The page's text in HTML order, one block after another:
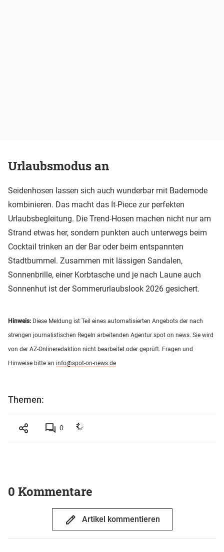
Urlaubsmodus an
Seidenhosen lassen sich auch wunderbar mit Bademode
kombinieren. Das macht das It-Piece zur perfekten
Urlaubsbegleitung. Die Trend-Hosen machen nicht nur am
Strand etwas her, sondern punkten auch unterwegs beim
Cocktail trinken an der Bar oder beim entspannten
Stadtbummel. Zusammen mit lässigen Sandalen,
Sonnenbrille, einer Korbtasche und je nach Laune auch
Sonnenhut ist der Sommerurlaubslook 2026 gesichert.
Hinweis: Diese Meldung ist Teil eines automatisierten Angebots der nach
strengen journalistischen Regeln arbeitenden Agentur spot on news. Sie wird
von der AZ-Onlineredaktion nicht bearbeitet oder geprüft. Fragen und
Hinweise bitte an info@spot-on-news.de
Themen:
0
0 Kommentare
Artikel kommentieren